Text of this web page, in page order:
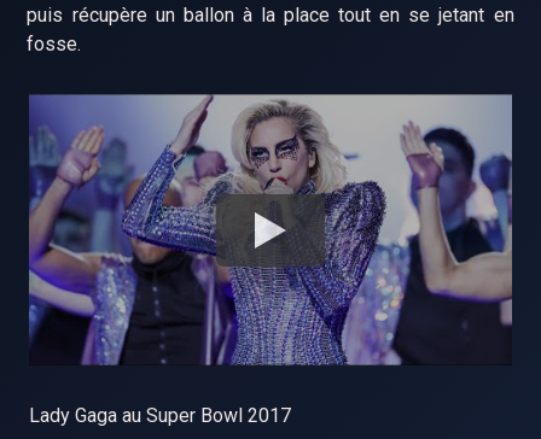
puis récupère un ballon à la place tout en se jetant en
fosse.
Lady Gaga au Super Bowl 2017